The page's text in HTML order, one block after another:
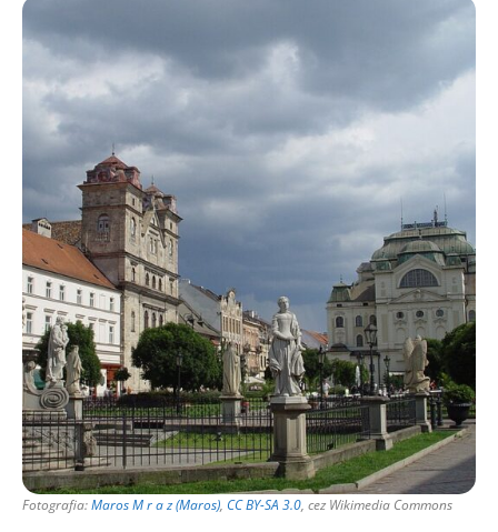
Fotografia:Maros M r a z (Maros), CC BY-SA 3.0, cez Wikimedia Commons